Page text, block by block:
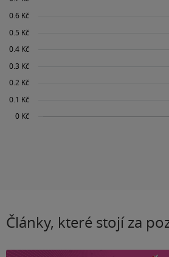
Články, které stojí za